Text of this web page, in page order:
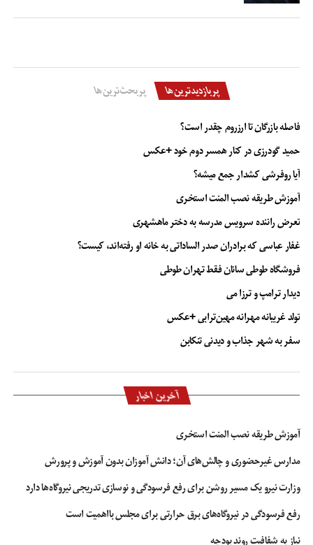
پربازدیدترین‌ها پربحث‌ترین‌ها
فاصله بازرگان تا ارزروم چقدر است؟
حمید گودرزی در کنار همسر دوم خود +عکس
آیا روفرشی کشدار جمع میشه؟
آموزش طریقه نصب المنت استخری
تعرض راننده سرویس مدرسه به دختر ماهشهری
غفار عباسی که برادران صدر الساداتی به خانه او رفته‌اند، کیست؟
فروشگاه طوطی سانان فقط تهران طوطی
دیدار ترامپ و ترزا می
تولد غریبانه مهرانه مهین‌ترابی +عکس
سفر به شهر جذاب و دیدنی تنکابن
آخرین اخبار
آموزش طریقه نصب المنت استخری
مدارس غیرحضوری و چالش‌های آن؛ دانش آموزان بدون آموزش و پرورش
وزارت نیرو یک مسیر روشن برای رفع فرسودگی و نوسازی تدریجی نیروگاه‌ها دارد
رفع فرسودگی در نیروگاه‌های برق حرارتی برای مجلس بااهمیت است
نیاز به شفافیت روند بودجه